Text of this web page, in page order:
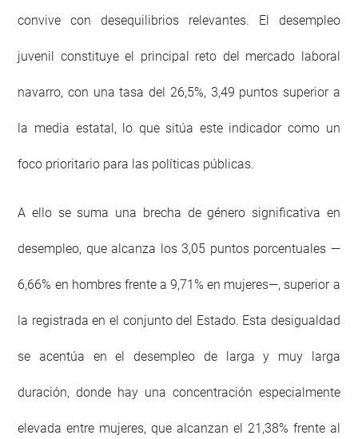
convive con desequilibrios relevantes. El desempleo
juvenil constituye el principal reto del mercado laboral
navarro, con una tasa del 26,5%, 3,49 puntos superior a
la media estatal, lo que sitúa este indicador como un
foco prioritario para las políticas públicas.
A ello se suma una brecha de género significativa en
desempleo, que alcanza los 3,05 puntos porcentuales —
6,66% en hombres frente a 9,71% en mujeres—, superior a
la registrada en el conjunto del Estado. Esta desigualdad
se acentúa en el desempleo de larga y muy larga
duración, donde hay una concentración especialmente
elevada entre mujeres, que alcanzan el 21,38% frente al